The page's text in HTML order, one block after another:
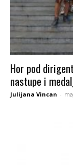
Hor pod
nastupe i
Julijana Vincan -